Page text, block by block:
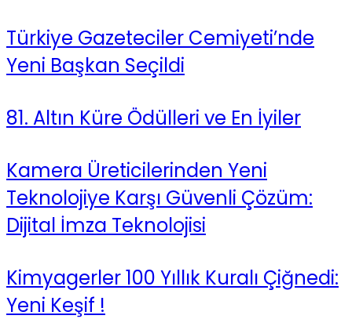
Türkiye Gazeteciler Cemiyeti’nde
Yeni Başkan Seçildi
81. Altın Küre Ödülleri ve En İyiler
Kamera Üreticilerinden Yeni
Teknolojiye Karşı Güvenli Çözüm:
Dijital İmza Teknolojisi
Kimyagerler 100 Yıllık Kuralı Çiğnedi:
Yeni Keşif !